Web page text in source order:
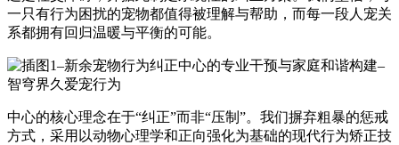
一只有行为困扰的宠物都值得被理解与帮助，而每一段人宠关
系都拥有回归温暖与平衡的可能。
中心的核心理念在于“纠正”而非“压制”。我们摒弃粗暴的惩戒
方式，采用以动物心理学和正向强化为基础的现代行为矫正技